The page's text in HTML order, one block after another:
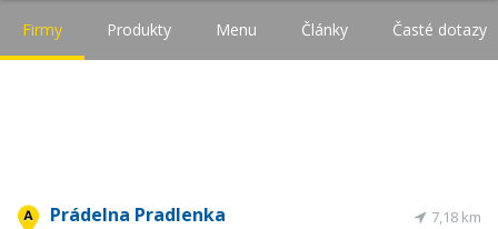
Firmy Produkty Menu Články Časté dotazy
Prádelna Pradlenka 7,18 km